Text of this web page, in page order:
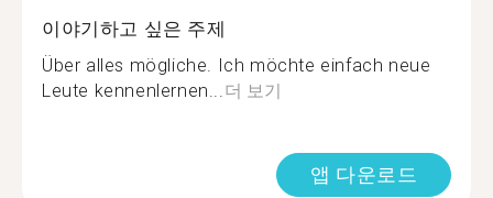
이야기하고 싶은 주제
Über alles mögliche. Ich möchte einfach neue
Leute kennenlernen...더 보기
앱 다운로드